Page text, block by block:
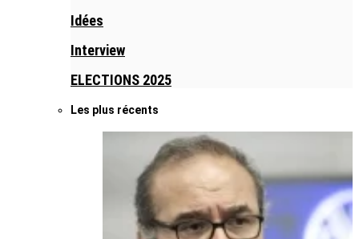
Idées
Interview
ELECTIONS 2025
Les plus récents